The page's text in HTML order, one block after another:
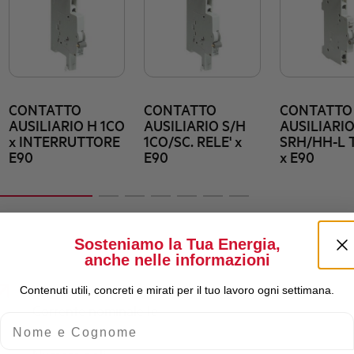
CONTATTO
AUSILIARIO H 1CO
x INTERRUTTORE
E90
CONTATTO
AUSILIARIO S/H
1CO/SC. RELE' x
E90
CONTATTO
AUSILIARIO
SRH/HH-L
x E90
Sosteniamo la Tua Energia,
anche nelle informazioni
Contenuti utili, concreti e mirati per il tuo lavoro ogni settimana.